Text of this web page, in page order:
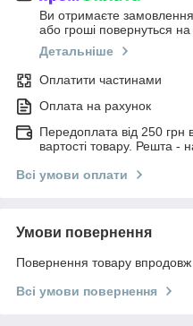
Ви отримаєте замовлення
або гроші повернуться
Детальніше
Оплатити частинами
Оплата на рахунок
Передоплата від 250 грн в
вартості товару. Решта -
Всі умови оплати
Умови повернення
Повернення товару впродовж
Всі умови повернення